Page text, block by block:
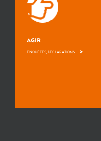
AGIR
ENQUÊTES, DÉCLARATIONS, ... >